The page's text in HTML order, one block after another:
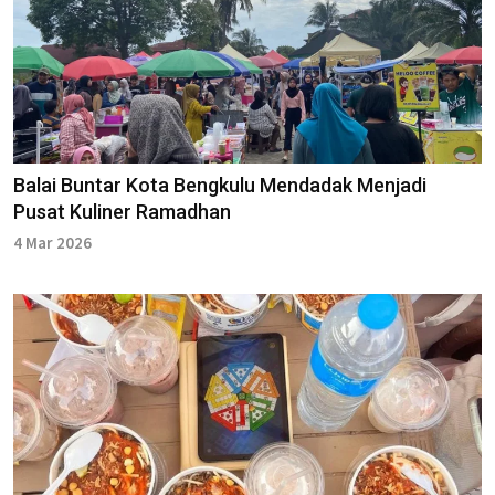
Balai Buntar Kota Bengkulu Mendadak Menjadi
Pusat Kuliner Ramadhan
4 Mar 2026